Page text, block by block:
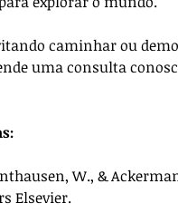
caminhar ou
uma consulta
W., &
Elsevier.